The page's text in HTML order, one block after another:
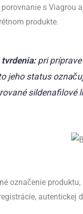
s Viagrou
produkte.
pri príprave
jeho status
sildenafilové
označenie produktu,